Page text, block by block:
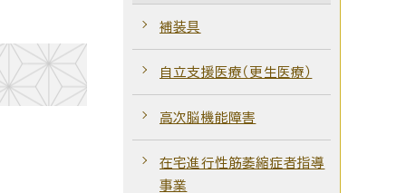
補装具
自立支援医療（更生医療）
高次脳機能障害
在宅進行性筋萎縮症者指導
事業